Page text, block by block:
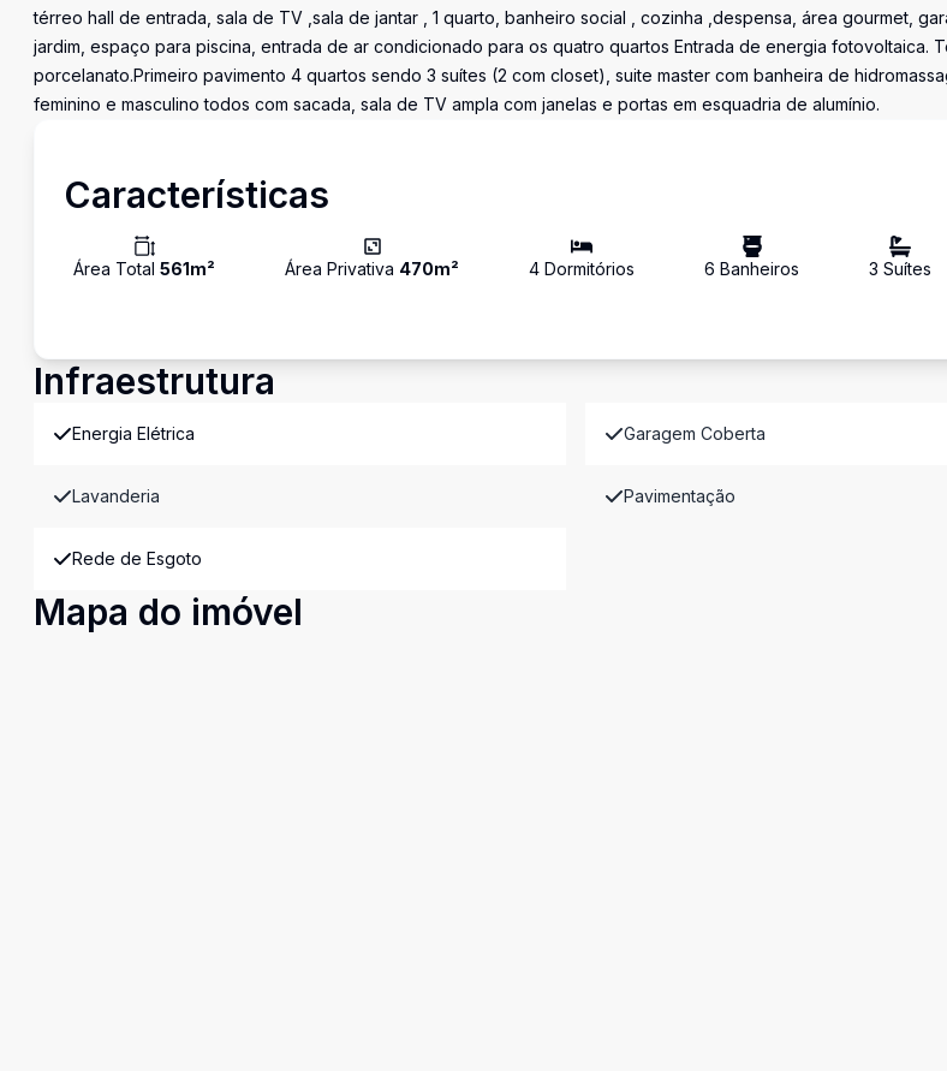
térreo hall de entrada, sala de TV ,sala de jantar , 1 quarto, banheiro social , cozinha ,despensa, área gourmet,
jardim, espaço para piscina, entrada de ar condicionado para os quatro quartos Entrada de energia fotovoltaica.
porcelanato.Primeiro pavimento 4 quartos sendo 3 suítes (2 com closet), suite master com banheira de
feminino e masculino todos com sacada, sala de TV ampla com janelas e portas em esquadria de alumínio.
Características
Área Total 561m² Área Privativa 470m² 4 Dormitórios 6 Banheiros 3 Suítes
Infraestrutura
Energia Elétrica Garagem Coberta
Lavanderia Pavimentação
Rede de Esgoto
Mapa do imóvel